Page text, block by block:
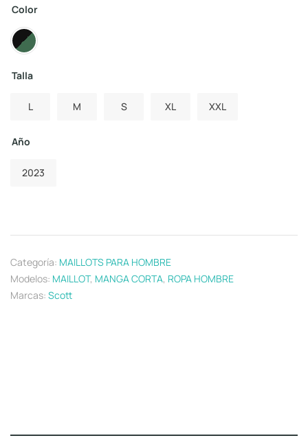
Color
Talla
L M S XL XXL
Año
2023
Categoría: MAILLOTS PARA HOMBRE
Modelos: MAILLOT, MANGA CORTA, ROPA HOMBRE
Marcas: Scott